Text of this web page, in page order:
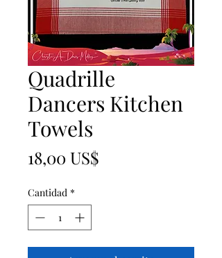
Quadrille
Dancers Kitchen
Towels
18,00 US$
Cantidad *